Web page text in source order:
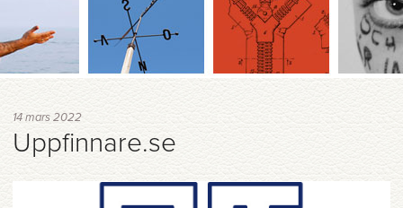
14 mars 2022
Uppfinnare.se